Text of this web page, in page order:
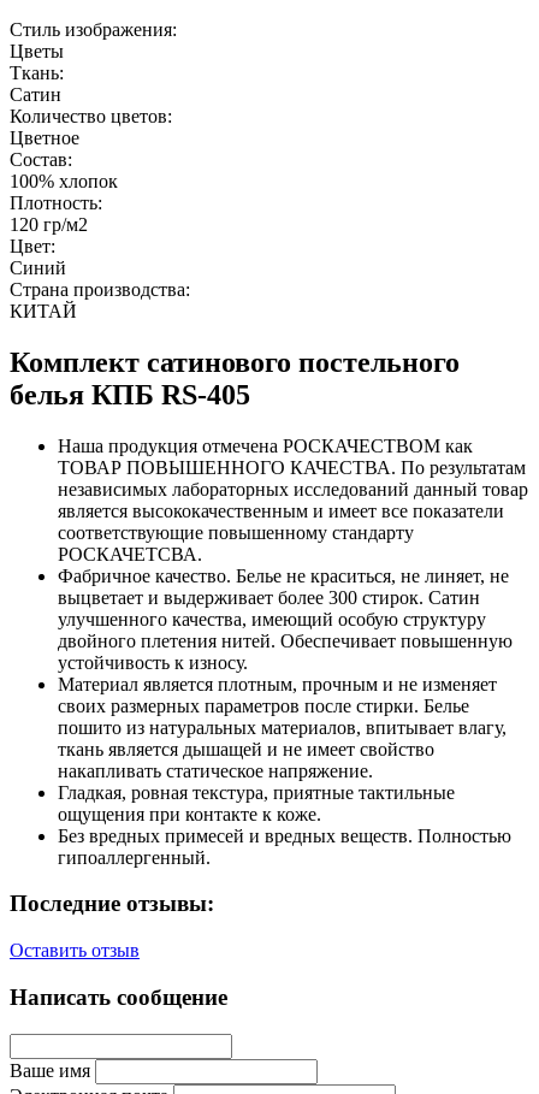
Стиль изображения:
Цветы
Ткань:
Сатин
Количество цветов:
Цветное
Состав:
100% хлопок
Плотность:
120 гр/м2
Цвет:
Синий
Страна производства:
КИТАЙ
Комплект сатинового постельного
белья КПБ RS-405
Наша продукция отмечена РОСКАЧЕСТВОМ как
ТОВАР ПОВЫШЕННОГО КАЧЕСТВА. По результатам
независимых лабораторных исследований данный товар
является высококачественным и имеет все показатели
соответствующие повышенному стандарту
РОСКАЧЕТСВА.
Фабричное качество. Белье не краситься, не линяет, не
выцветает и выдерживает более 300 стирок. Сатин
улучшенного качества, имеющий особую структуру
двойного плетения нитей. Обеспечивает повышенную
устойчивость к износу.
Материал является плотным, прочным и не изменяет
своих размерных параметров после стирки. Белье
пошито из натуральных материалов, впитывает влагу,
ткань является дышащей и не имеет свойство
накапливать статическое напряжение.
Гладкая, ровная текстура, приятные тактильные
ощущения при контакте к коже.
Без вредных примесей и вредных веществ. Полностью
гипоаллергенный.
Последние отзывы:
Оставить отзыв
Написать сообщение
Ваше имя